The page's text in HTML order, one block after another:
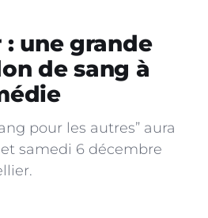
une grande
de sang à
pour les autres” aura
samedi 6 décembre